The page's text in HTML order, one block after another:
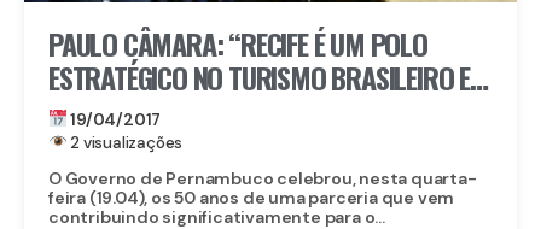
PAULO CÂMARA: “RECIFE É UM POLO
ESTRATÉGICO NO TURISMO BRASILEIRO E
MUNDIAL”
19/04/2017
2 visualizações
O Governo de Pernambuco celebrou, nesta quarta-
feira (19.04), os 50 anos de uma parceria que vem
contribuindo significativamente para o...